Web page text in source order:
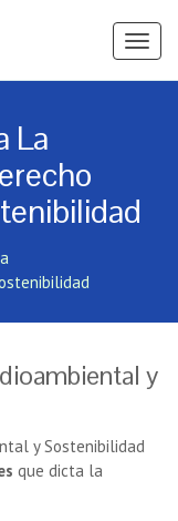
Ver
La
y
y Sostenibilidad
que dicta la